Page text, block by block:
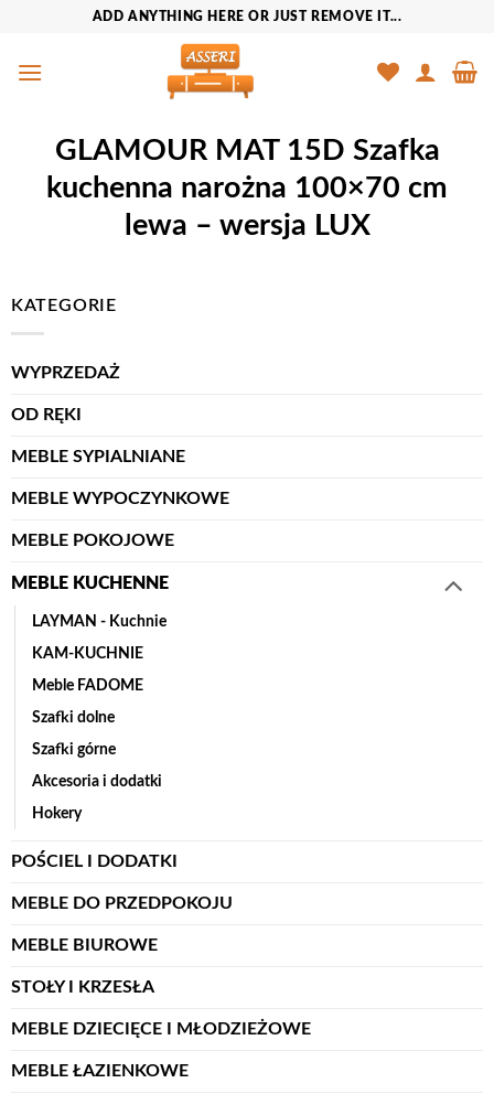
zawartości
ADD ANYTHING HERE OR JUST REMOVE IT...
GLAMOUR MAT 15D Szafka
kuchenna narożna 100×70 cm
lewa – wersja LUX
KATEGORIE
WYPRZEDAŻ
OD RĘKI
MEBLE SYPIALNIANE
MEBLE WYPOCZYNKOWE
MEBLE POKOJOWE
MEBLE KUCHENNE
LAYMAN - Kuchnie
KAM-KUCHNIE
Meble FADOME
Szafki dolne
Szafki górne
Akcesoria i dodatki
Hokery
POŚCIEL I DODATKI
MEBLE DO PRZEDPOKOJU
MEBLE BIUROWE
STOŁY I KRZESŁA
MEBLE DZIECIĘCE I MŁODZIEŻOWE
MEBLE ŁAZIENKOWE